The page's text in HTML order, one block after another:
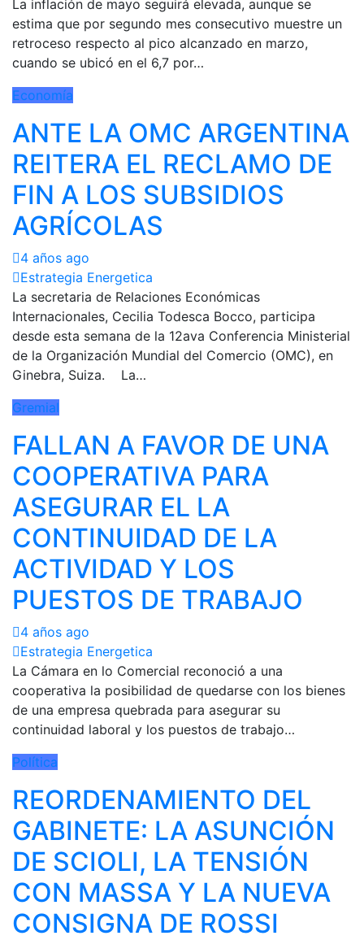
La inflación de mayo seguirá elevada, aunque se
estima que por segundo mes consecutivo muestre un
retroceso respecto al pico alcanzado en marzo,
cuando se ubicó en el 6,7 por…
Economía
ANTE LA OMC ARGENTINA
REITERA EL RECLAMO DE
FIN A LOS SUBSIDIOS
AGRÍCOLAS
4 años ago
Estrategia Energetica
La secretaria de Relaciones Económicas
Internacionales, Cecilia Todesca Bocco, participa
desde esta semana de la 12ava Conferencia Ministerial
de la Organización Mundial del Comercio (OMC), en
Ginebra, Suiza. La…
Gremial
FALLAN A FAVOR DE UNA
COOPERATIVA PARA
ASEGURAR EL LA
CONTINUIDAD DE LA
ACTIVIDAD Y LOS
PUESTOS DE TRABAJO
4 años ago
Estrategia Energetica
La Cámara en lo Comercial reconoció a una
cooperativa la posibilidad de quedarse con los bienes
de una empresa quebrada para asegurar su
continuidad laboral y los puestos de trabajo…
Política
REORDENAMIENTO DEL
GABINETE: LA ASUNCIÓN
DE SCIOLI, LA TENSIÓN
CON MASSA Y LA NUEVA
CONSIGNA DE ROSSI